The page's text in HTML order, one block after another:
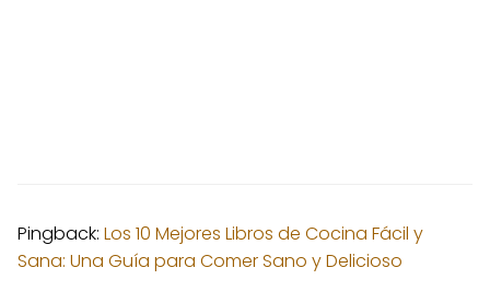
Pingback: Los 10 Mejores Libros de Cocina Fácil y
Sana: Una Guía para Comer Sano y Delicioso